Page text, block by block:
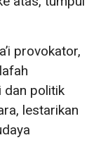
provokator,
dan politik
lestarikan